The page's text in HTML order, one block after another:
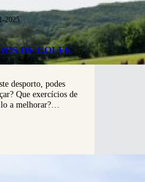
2025
DE GOLFE
desporto, podes
Que exercícios de
a melhorar?…